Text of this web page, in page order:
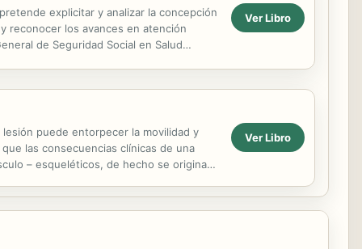
explicitar y analizar la concepción
reconocer los avances en atención
de Seguridad Social en Salud
Ver Libro
puede entorpecer la movilidad y
las consecuencias clínicas de una
– esqueléticos, de hecho se originan,
Ver Libro